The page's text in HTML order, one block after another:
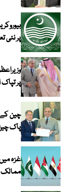
پر نئی
پر
چین
پاک
ممالک